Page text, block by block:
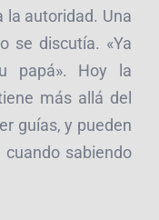
la autoridad. Una
se discutía. «Ya
papá». Hoy la
más allá del
guías, y pueden
sabiendo